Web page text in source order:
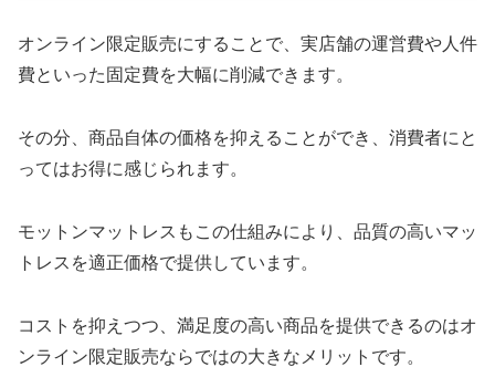
オンライン限定販売にすることで、実店舗の運営費や人件
費といった固定費を大幅に削減できます。
その分、商品自体の価格を抑えることができ、消費者にと
ってはお得に感じられます。
モットンマットレスもこの仕組みにより、品質の高いマッ
トレスを適正価格で提供しています。
コストを抑えつつ、満足度の高い商品を提供できるのはオ
ンライン限定販売ならではの大きなメリットです。